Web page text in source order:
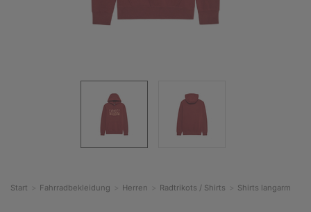
Start Fahrradbekleidung Herren Radtrikots / Shirts Shirts langarm